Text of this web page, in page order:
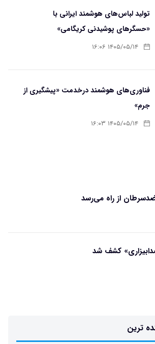
تولید لباس‌های هوشمند ایرانی با
«حسگرهای پوشیدنی کریگامی»
۱۴۰۵/۰۵/۱۴ ۱۶:۰۶
فناوری‌های هوشمند درخدمت «پیشگیری از
جرم»
۱۴۰۵/۰۵/۱۴ ۱۶:۰۳
از راه می‌رسد
کشف شد
ترین